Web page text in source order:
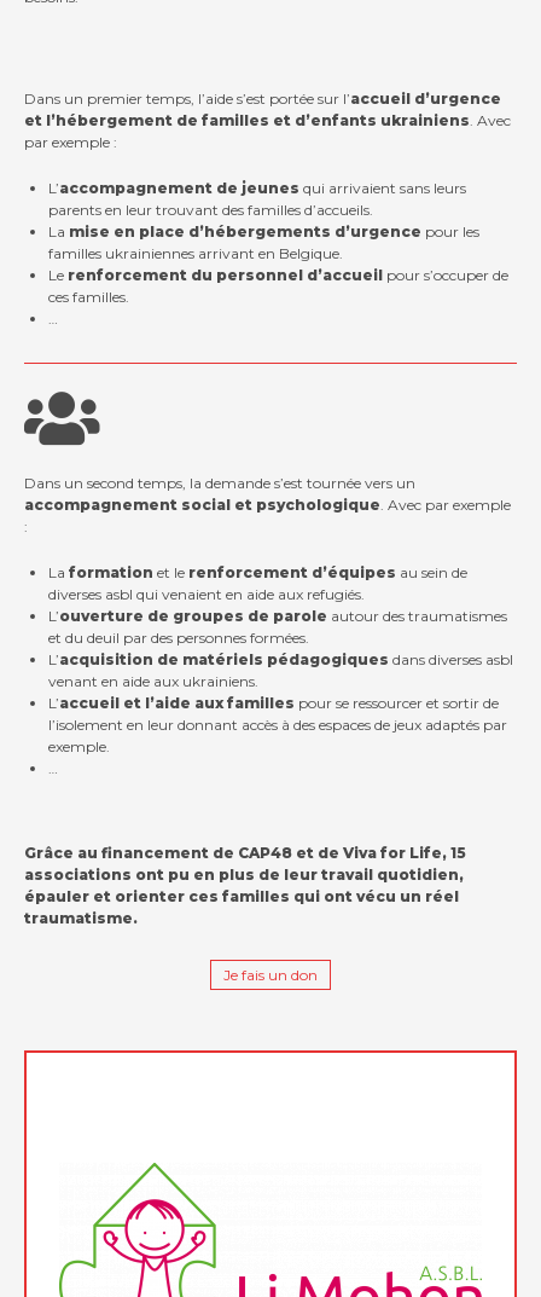
Dans un premier temps, l’aide s’est portée sur l’accueil d’urgence
et l’hébergement de familles et d’enfants ukrainiens. Avec
par exemple :
L’accompagnement de jeunes qui arrivaient sans leurs
parents en leur trouvant des familles d’accueils.
La mise en place d’hébergements d’urgence pour les
familles ukrainiennes arrivant en Belgique.
Le renforcement du personnel d’accueil pour s’occuper de
ces familles.
…
Dans un second temps, la demande s’est tournée vers un
accompagnement social et psychologique. Avec par exemple
:
La formation et le renforcement d’équipes au sein de
diverses asbl qui venaient en aide aux refugiés.
L’ouverture de groupes de parole autour des traumatismes
et du deuil par des personnes formées.
L’acquisition de matériels pédagogiques dans diverses asbl
venant en aide aux ukrainiens.
L’accueil et l’aide aux familles pour se ressourcer et sortir de
l’isolement en leur donnant accès à des espaces de jeux adaptés par
exemple.
…
Grâce au financement de CAP48 et de Viva for Life, 15
associations ont pu en plus de leur travail quotidien,
épauler et orienter ces familles qui ont vécu un réel
traumatisme.
Je fais un don